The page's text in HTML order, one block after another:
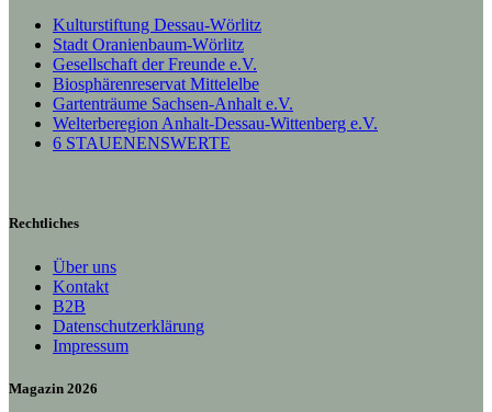
Kulturstiftung Dessau-Wörlitz
Stadt Oranienbaum-Wörlitz
Gesellschaft der Freunde e.V.
Biosphärenreservat Mittelelbe
Gartenträume Sachsen-Anhalt e.V.
Welterberegion Anhalt-Dessau-Wittenberg e.V.
6 STAUENENSWERTE
Rechtliches
Über uns
Kontakt
B2B
Datenschutzerklärung
Impressum
Magazin 2026